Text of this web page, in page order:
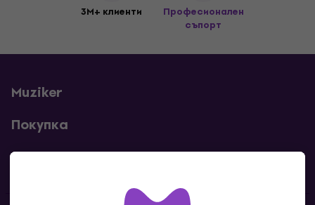
3M+ клиенти
Професионален
съпорт
Muziker
Покупка
Полезни линкове